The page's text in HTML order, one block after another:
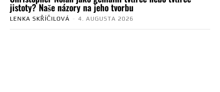
jistoty? Naše názory na jeho tvorbu
LENKA SKŘÍČILOVÁ - 4. AUGUSTA 2026